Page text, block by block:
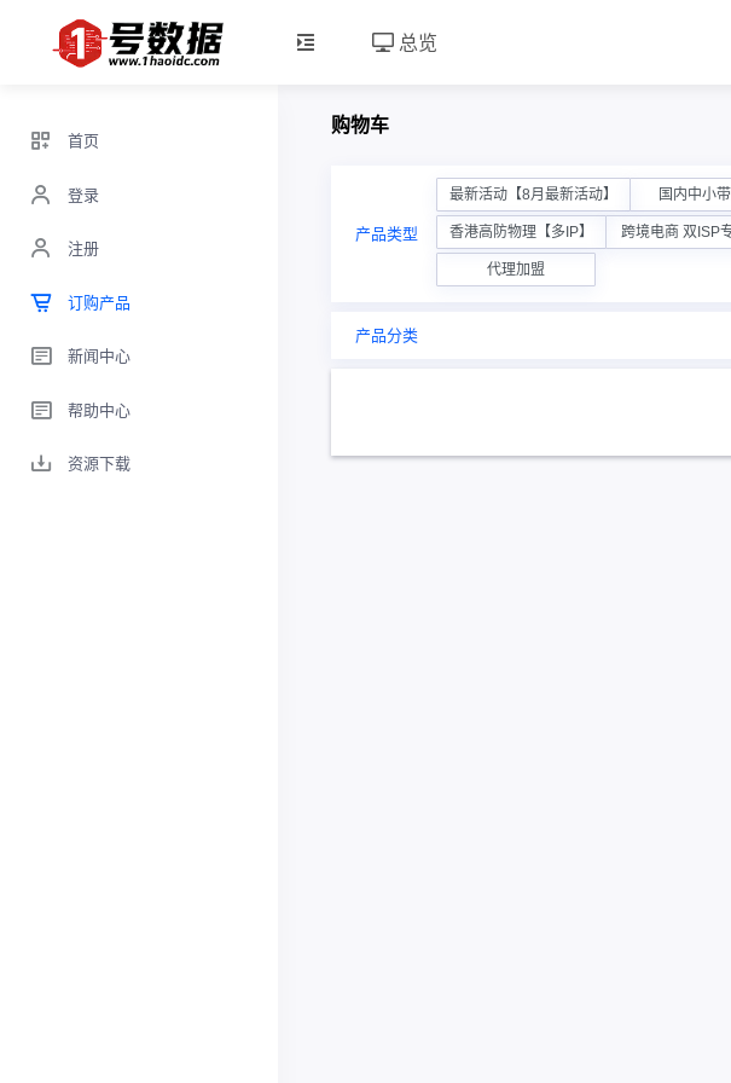
总览
首页
登录
注册
订购产品
新闻中心
帮助中心
资源下载
购物车
产品类型
最新活动【8月最新活动】 国内中小
香港高防物理【多IP】 跨境电商 双ISP
代理加盟
产品分类